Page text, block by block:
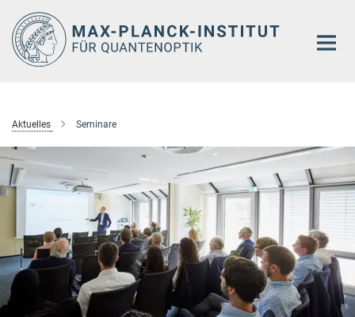
Hauptinhalt
Aktuelles Seminare